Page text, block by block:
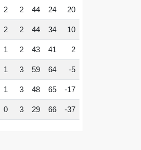
2 2 44 24 20
2 2 44 34 10
1 2 43 41 2
1 3 59 64 -5
1 3 48 65 -17
0 3 29 66 -37